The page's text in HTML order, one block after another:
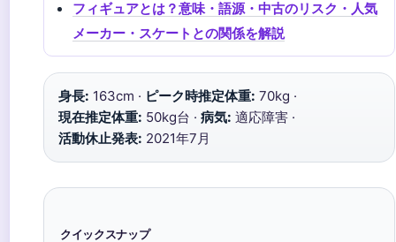
フィギュアとは？意味・語源・中古のリスク・人気
メーカー・スケートとの関係を解説
身長: 163cm · ピーク時推定体重: 70kg ·
現在推定体重: 50kg台 · 病気: 適応障害 ·
活動休止発表: 2021年7月
クイックスナップ